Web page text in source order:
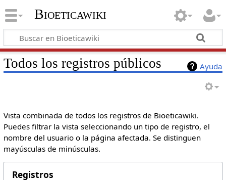
Bioeticawiki
Ayuda
Todos los registros públicos
Vista combinada de todos los registros de Bioeticawiki.
Puedes filtrar la vista seleccionando un tipo de registro, el
nombre del usuario o la página afectada. Se distinguen
mayúsculas de minúsculas.
Registros